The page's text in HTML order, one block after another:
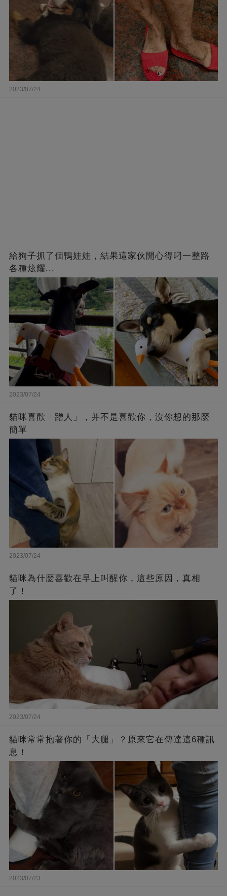
2023/07/24
給狗子抓了個鴨娃娃，結果這家伙開心得叼一整路
各種炫耀...
2023/07/24
貓咪喜歡「蹭人」，并不是喜歡你，沒你想的那麼
簡單
2023/07/24
貓咪為什麼喜歡在早上叫醒你，這些原因，真相
了！
2023/07/24
貓咪常常抱著你的「大腿」？原來它在傳達這6種訊
息！
2023/07/23